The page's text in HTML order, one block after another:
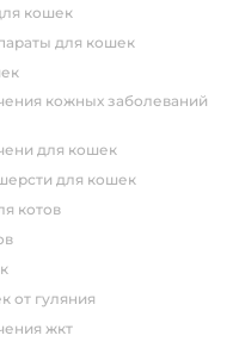
кошек
для кошек
для кошек
для кошек
котов
от гуляния
жкт